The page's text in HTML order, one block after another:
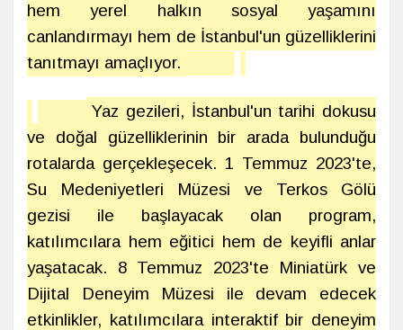
hem yerel halkın sosyal yaşamını
canlandırmayı hem de İstanbul'un güzelliklerini
tanıtmayı amaçlıyor.
Yaz gezileri, İstanbul'un tarihi dokusu
ve doğal güzelliklerinin bir arada bulunduğu
rotalarda gerçekleşecek. 1 Temmuz 2023'te,
Su Medeniyetleri Müzesi ve Terkos Gölü
gezisi ile başlayacak olan program,
katılımcılara hem eğitici hem de keyifli anlar
yaşatacak. 8 Temmuz 2023'te Miniatürk ve
Dijital Deneyim Müzesi ile devam edecek
etkinlikler, katılımcılara interaktif bir deneyim